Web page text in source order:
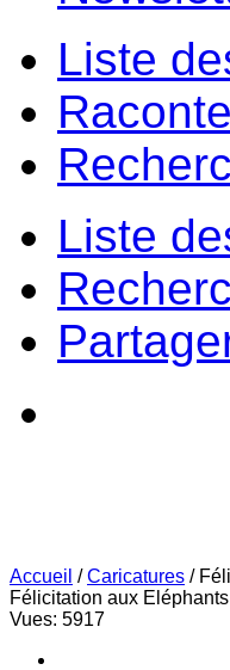
Liste
Liste
Accueil /Caricatures /
Félicitation aux Eléphants
Vues: 5917